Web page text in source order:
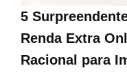
5
Renda Extra
Racional para